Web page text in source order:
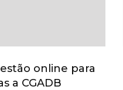
online para
a CGADB